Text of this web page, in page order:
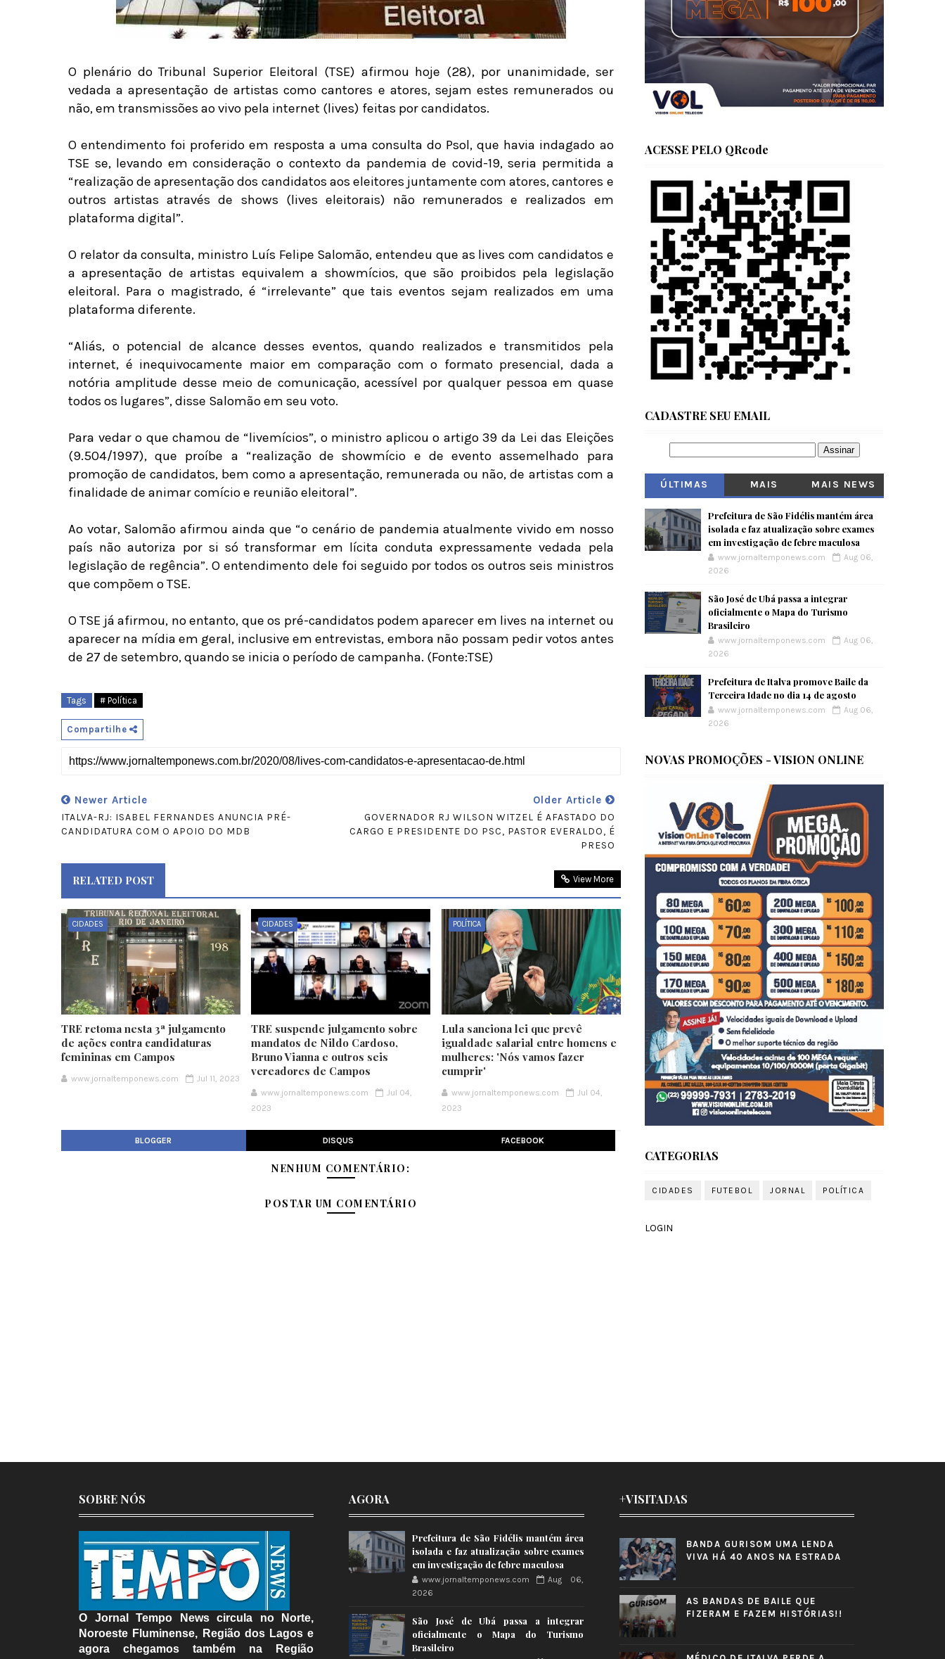
O plenário do Tribunal Superior Eleitoral (TSE) afirmou hoje (28), por unanimidade, ser
vedada a apresentação de artistas como cantores e atores, sejam estes remunerados ou
não, em transmissões ao vivo pela internet (lives) feitas por candidatos.
O entendimento foi proferido em resposta a uma consulta do Psol, que havia indagado ao
TSE se, levando em consideração o contexto da pandemia de covid-19, seria permitida a
“realização de apresentação dos candidatos aos eleitores juntamente com atores, cantores e
outros artistas através de shows (lives eleitorais) não remunerados e realizados em
plataforma digital”.
O relator da consulta, ministro Luís Felipe Salomão, entendeu que as lives com candidatos e
a apresentação de artistas equivalem a showmícios, que são proibidos pela legislação
eleitoral. Para o magistrado, é “irrelevante” que tais eventos sejam realizados em uma
plataforma diferente.
“Aliás, o potencial de alcance desses eventos, quando realizados e transmitidos pela
internet, é inequivocamente maior em comparação com o formato presencial, dada a
notória amplitude desse meio de comunicação, acessível por qualquer pessoa em quase
todos os lugares”, disse Salomão em seu voto.
Para vedar o que chamou de “livemícios”, o ministro aplicou o artigo 39 da Lei das Eleições
(9.504/1997), que proíbe a “realização de showmício e de evento assemelhado para
promoção de candidatos, bem como a apresentação, remunerada ou não, de artistas com a
finalidade de animar comício e reunião eleitoral”.
Ao votar, Salomão afirmou ainda que “o cenário de pandemia atualmente vivido em nosso
país não autoriza por si só transformar em lícita conduta expressamente vedada pela
legislação de regência”. O entendimento dele foi seguido por todos os outros seis ministros
que compõem o TSE.
O TSE já afirmou, no entanto, que os pré-candidatos podem aparecer em lives na internet ou
aparecer na mídia em geral, inclusive em entrevistas, embora não possam pedir votos antes
de 27 de setembro, quando se inicia o período de campanha. (Fonte:TSE)
Tags # Política
Compartilhe
Newer Article
ITALVA-RJ: ISABEL FERNANDES ANUNCIA PRÉ-
CANDIDATURA COM O APOIO DO MDB
Older Article
GOVERNADOR RJ WILSON WITZEL É AFASTADO DO
CARGO E PRESIDENTE DO PSC, PASTOR EVERALDO, É
PRESO
RELATED POST View More
CIDADES
TRE retoma nesta 3ª julgamento
de ações contra candidaturas
femininas em Campos
www.jornaltemponews.com Jul 11, 2023
CIDADES
TRE suspende julgamento sobre
mandatos de Nildo Cardoso,
Bruno Vianna e outros seis
vereadores de Campos
www.jornaltemponews.com
Jul 04,
2023
POLÍTICA
Lula sanciona lei que prevê
igualdade salarial entre homens e
mulheres: 'Nós vamos fazer
cumprir'
www.jornaltemponews.com
Jul 04,
2023
BLOGGER DISQUS FACEBOOK
NENHUM COMENTÁRIO:
POSTAR UM COMENTÁRIO
ACESSE PELO QRcode
CADASTRE SEU EMAIL
ÚLTIMAS
MAIS
MAIS NEWS
Prefeitura de São Fidélis mantém área
isolada e faz atualização sobre exames
em investigação de febre maculosa
www.jornaltemponews.com
Aug 06,
2026
São José de Ubá passa a integrar
oficialmente o Mapa do Turismo
Brasileiro
www.jornaltemponews.com
Aug 06,
2026
Prefeitura de Italva promove Baile da
Terceira Idade no dia 14 de agosto
www.jornaltemponews.com
Aug 06,
2026
NOVAS PROMOÇÕES - VISION ONLINE
CATEGORIAS
CIDADES FUTEBOL JORNAL POLÍTICA
LOGIN
SOBRE NÓS
O Jornal Tempo News circula no Norte,
Noroeste Fluminense, Região dos Lagos e
agora chegamos também na Região
AGORA
Prefeitura de São Fidélis mantém área
isolada e faz atualização sobre exames
em investigação de febre maculosa
www.jornaltemponews.com
Aug 06,
2026
São José de Ubá passa a integrar
oficialmente o Mapa do Turismo
Brasileiro
+VISITADAS
BANDA GURISOM UMA LENDA
VIVA HÁ 40 ANOS NA ESTRADA
AS BANDAS DE BAILE QUE
FIZERAM E FAZEM HISTÓRIAS!!